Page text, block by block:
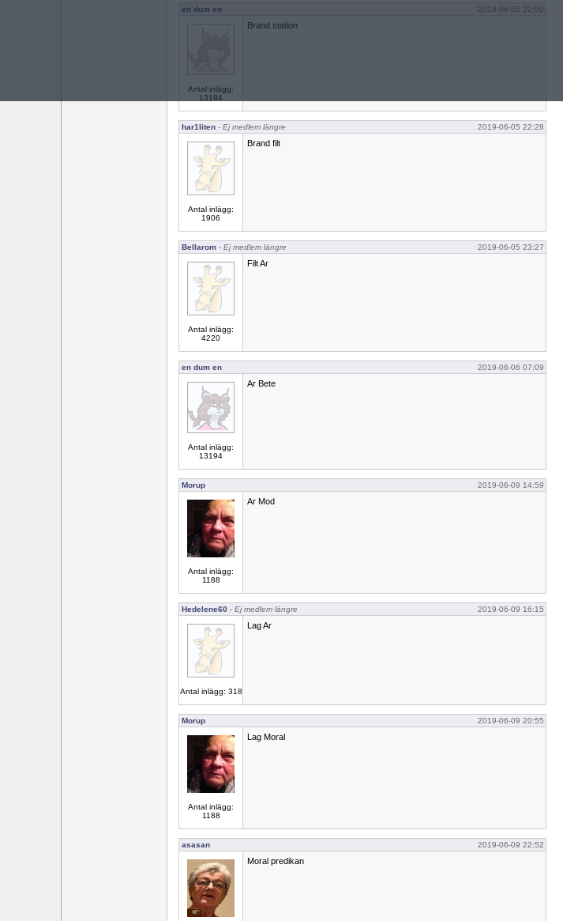
en dum en 2019-06-05 22:09
Antal inlägg:
13194
Brand station
har1liten - Ej medlem längre 2019-06-05 22:28
Antal inlägg:
1906
Brand filt
Bellarom - Ej medlem längre 2019-06-05 23:27
Antal inlägg:
4220
Filt Ar
en dum en 2019-06-06 07:09
Antal inlägg:
13194
Ar Bete
Morup 2019-06-09 14:59
Antal inlägg:
1188
Ar Mod
Hedelene60 - Ej medlem längre 2019-06-09 16:15
Antal inlägg: 318
Lag Ar
Morup 2019-06-09 20:55
Antal inlägg:
1188
Lag Moral
asasan 2019-06-09 22:52
Moral predikan